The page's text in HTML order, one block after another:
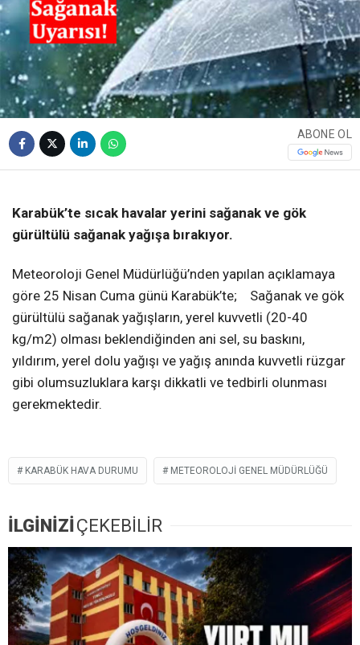
ABONE OL
Karabük’te sıcak havalar yerini sağanak ve gök
gürültülü sağanak yağışa bırakıyor.
Meteoroloji Genel Müdürlüğü’nden yapılan açıklamaya
göre 25 Nisan Cuma günü Karabük’te; Sağanak ve gök
gürültülü sağanak yağışların, yerel kuvvetli (20-40
kg/m2) olması beklendiğinden ani sel, su baskını,
yıldırım, yerel dolu yağışı ve yağış anında kuvvetli rüzgar
gibi olumsuzluklara karşı dikkatli ve tedbirli olunması
gerekmektedir.
KARABÜK HAVA DURUMU METEOROLOJI GENEL MÜDÜRLÜĞÜ
İLGİNİZİÇEKEBİLİR